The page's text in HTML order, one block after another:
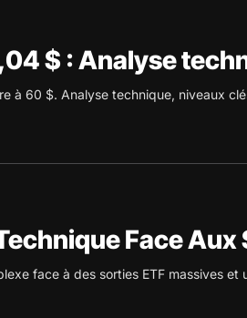
$ : Analyse
à 60 $. Analyse technique, niveaux
Face Aux
face à des sorties ETF massives